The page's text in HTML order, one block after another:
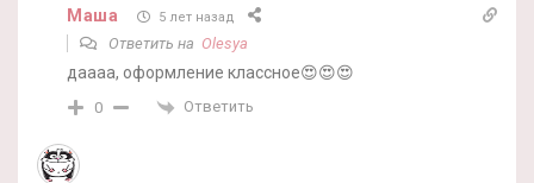
Маша 5 лет назад
Ответить на Olesya
даааа, оформление классное😍😍😍
0 Ответить